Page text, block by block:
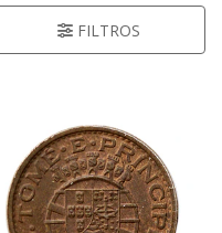
FILTROS